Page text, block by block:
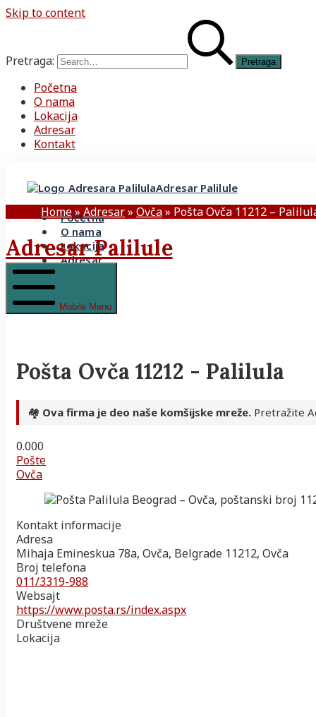
Skip to content
Pretraga:
Početna
O nama
Lokacija
Adresar
Kontakt
Adresar Palilule
Početna
O nama
Lokacija
Adresar
Home» Adresar» Ovča» Pošta Ovča 11212 –
Adresar Palilule
Mobile Menu
Pošta Ovča 11212 - Palilula
🏘️ Ova firma je deo naše komšijske mreže. Pretražite
0.000
Pošte
Ovča
Kontakt informacije
Adresa
Mihaja Emineskua 78a, Ovča, Belgrade 11212, Ovča
Broj telefona
011/3319-988
Websajt
https://www.posta.rs/index.aspx
Društvene mreže
Lokacija